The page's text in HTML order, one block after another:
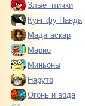
Злые птички
Кунг фу Панда
Мадагаскар
Марио
Миньоны
Наруто
Огонь и вода